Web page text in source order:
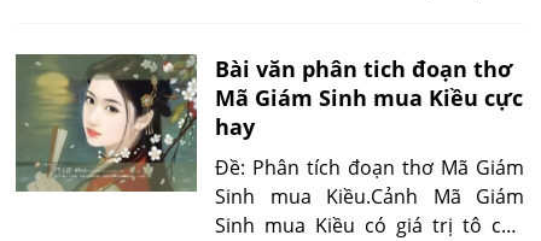
càng bộc lộ tư cách của kẻ hạ lưu
lại còn hợm mình lên mặt...
Bài văn phân tich đoạn thơ
Mã Giám Sinh mua Kiều cực
hay
Đề: Phân tích đoạn thơ Mã Giám
Sinh mua Kiều.Cảnh Mã Giám
Sinh mua Kiều có giá trị tô cáo